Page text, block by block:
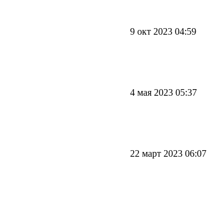
9 окт 2023 04:59
4 мая 2023 05:37
22 март 2023 06:07